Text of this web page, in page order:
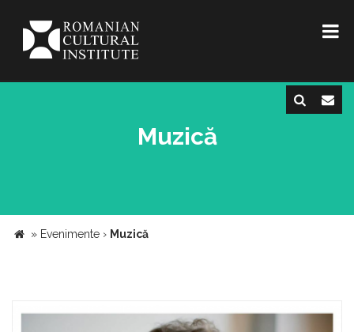
Muzică
» Evenimente › Muzică